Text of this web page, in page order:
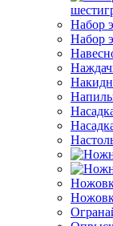
Набор
Набор